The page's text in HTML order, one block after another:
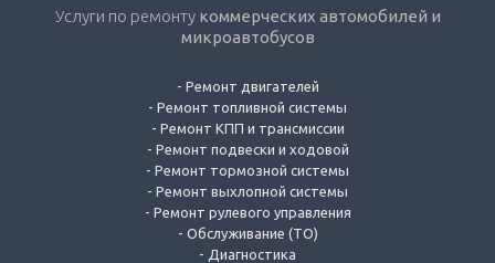
Услуги по ремонту коммерческих автомобилей и
микроавтобусов
- Ремонт двигателей
- Ремонт топливной системы
- Ремонт КПП и трансмиссии
- Ремонт подвески и ходовой
- Ремонт тормозной системы
- Ремонт выхлопной системы
- Ремонт рулевого управления
- Обслуживание (ТО)
- Диагностика